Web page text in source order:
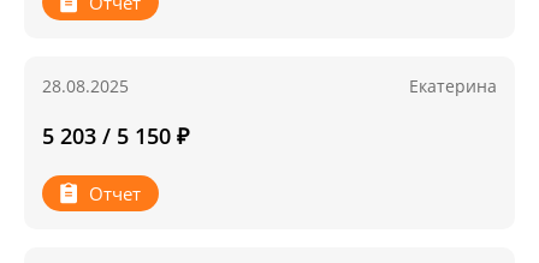
28.08.2025 Екатерина
5 203 / 5 150 ₽
Отчет